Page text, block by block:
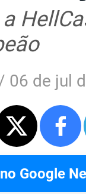
06 de jul
Google